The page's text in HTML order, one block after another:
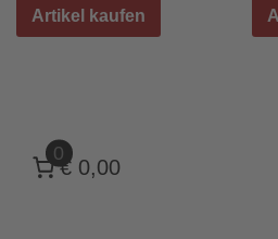
Artikel kaufen
0
€ 0,00